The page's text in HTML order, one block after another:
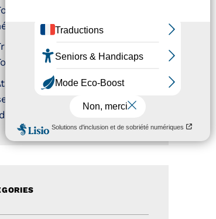
Communication
Horizons – Acteurs
Durable
France – flyer
label Tourisme &